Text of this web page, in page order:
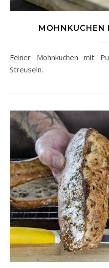
MOHNKUCHEN
Feiner Mohnkuchen mit Puddingfüllung und knusprigen
Streuseln.